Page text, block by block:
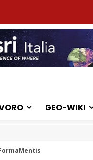
GEO-WIKI